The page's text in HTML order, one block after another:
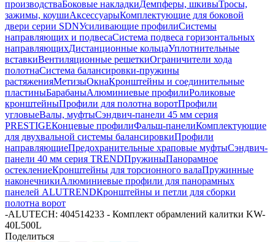
производстваБоковые накладкиДемпферы, шкивыТросы,
зажимы, коушиАксессуарыКомплектующие для боковой
двери серии SDNУсиливающие профилиСистемы
направляющих и подвесаСистема подвеса горизонтальных
направляющихДистанционные кольцаУплотнительные
вставкиВентиляционные решеткиОграничители хода
полотнаСистема балансировки-пружины
растяженияМетизыОкнаКронштейны и соединительные
пластиныБарабаныАлюминиевые профилиРоликовые
кронштейныПрофили для полотна воротПрофили
угловыеВалы, муфтыСэндвич-панели 45 мм серия
PRESTIGEКонцевые профилиФальш-панелиКомплектующие
для двухвальной системы балансировкиПрофили
направляющиеПредохранительные храповые муфтыСэндвич-
панели 40 мм серия TRENDПружиныПанорамное
остеклениеКронштейны для торсионного валаПружинные
наконечникиАлюминиевые профили для панорамных
панелей ALUTRENDКронштейны и петли для сборки
полотна ворот
-ALUTECH: 404514233 - Комплект обрамлений калитки KW-
40L500L
Поделиться